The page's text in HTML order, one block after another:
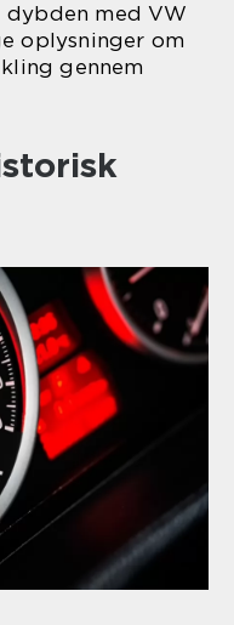
dybden med VW
oplysninger om
gennem